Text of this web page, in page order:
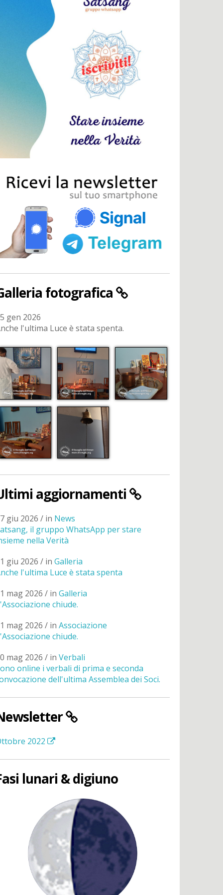
fotografica
gen 2026
l'ultima Luce è stata spenta.
aggiornamenti
giu 2026 / in News
il gruppo WhatsApp per stare
nella Verità
giu 2026 / in Galleria
l'ultima Luce è stata spenta
mag 2026 / in Galleria
chiude.
mag 2026 / in Associazione
chiude.
mag 2026 / in Verbali
online i verbali di prima e seconda
dell'ultima Assemblea dei Soci.
2022
lunari & digiuno